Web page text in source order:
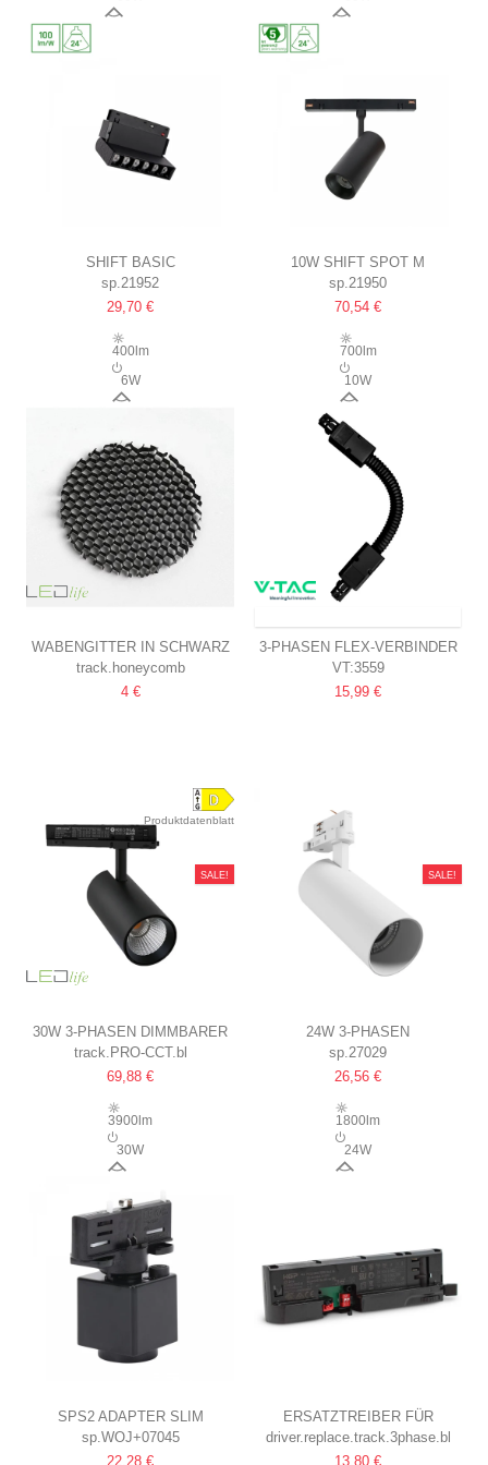
SHIFT BASIC
GITTER XS VERSTELLBARE
LINEARE LAMPE 110MM, 6W,
3000K, SCHWARZ
sp.21952
29,70 €
400lm
6W
10W SHIFT SPOT M
24°, SCHWARZ,
44X157X178MM, 2-PHASEN
sp.21950
70,54 €
700lm
10W
WABENGITTER IN SCHWARZ
PASSEND FÜR LEDLIFE 30W
SCHIENENSTRAHLER
track.honeycomb
4 €
3-PHASEN FLEX-VERBINDER
FÜR STROMSCHIENEN,
SCHWARZ
VT:3559
15,99 €
Produktdatenblatt
SALE!
30W 3-PHASEN DIMMBARER
RA92 PRO-CCT
SCHIENENSTRAHLER
120LM/W, SCHWARZ,
EINSTELLBARE CCT +
HELLIGKEIT, 3900LM,
track.PRO-CCT.bl
69,88 €
3900lm
30W
SALE!
24W 3-PHASEN
SCHIENENSTRAHLER 3-IN-1
25°, CCT, WEISS
sp.27029
26,56 €
1800lm
24W
SPS2 ADAPTER SLIM
3-PHASIG, MIT STECKDOSE,
sp.WOJ+07045
22,28 €
ERSATZTREIBER FÜR
SCHIENENSPOT
driver.replace.track.3phase.bl
13,80 €